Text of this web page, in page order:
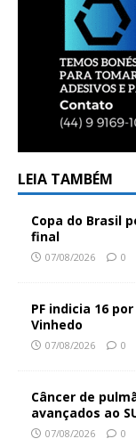
LEIA TAMBÉM
Copa do Brasil
final
07/08/2026 0
PF indicia 16
Vinhedo
07/08/2026 0
Câncer de
avançados ao
07/08/2026 0